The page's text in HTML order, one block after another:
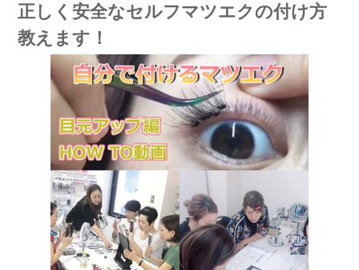
正しく安全なセルフマツエクの付け方
教えます！